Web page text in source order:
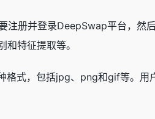
册并登录DeepSwap平台，然
特征提取等。
式，包括jpg、png和gif等。用